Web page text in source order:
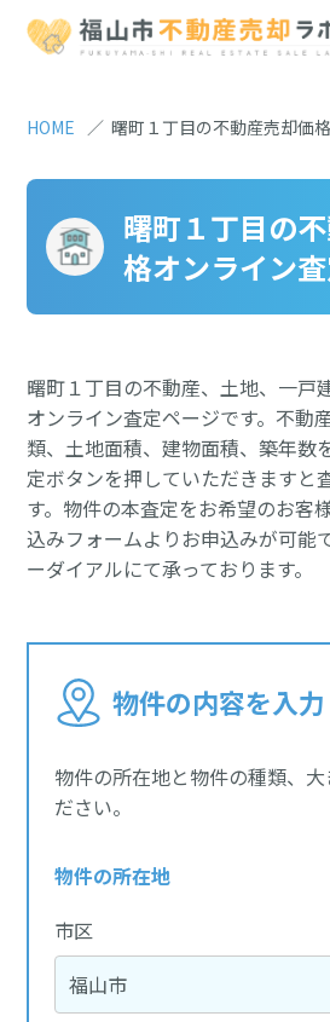
HOME 曙町１丁目の不動産売却価
曙町１丁目の
格オンライン
曙町１丁目の不動産、土地、一戸
オンライン査定ページです。不動
類、土地面積、建物面積、築年数
定ボタンを押していただきますと
す。物件の本査定をお希望のお客
込みフォームよりお申込みが可能
ーダイアルにて承っております。
物件の内容を入
物件の所在地と物件の種類、
ださい。
物件の所在地
市区